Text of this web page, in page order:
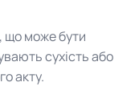
, що може бути
сухість або
акту.